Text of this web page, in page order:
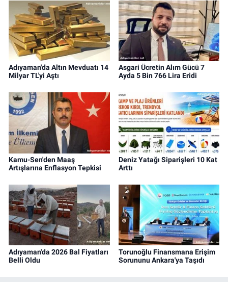
Adıyaman'da Altın Mevduatı 14
Milyar TL'yi Aştı
Asgari Ücretin Alım Gücü 7
Ayda 5 Bin 766 Lira Eridi
Kamu-Sen'den Maaş
Artışlarına Enflasyon Tepkisi
Deniz Yatağı Siparişleri 10 Kat
Arttı
Adıyaman'da 2026 Bal Fiyatları
Belli Oldu
Torunoğlu Finansmana Erişim
Sorununu Ankara'ya Taşıdı